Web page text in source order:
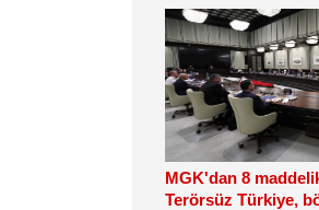
MGK'dan 8
Terörsüz Türkiye,